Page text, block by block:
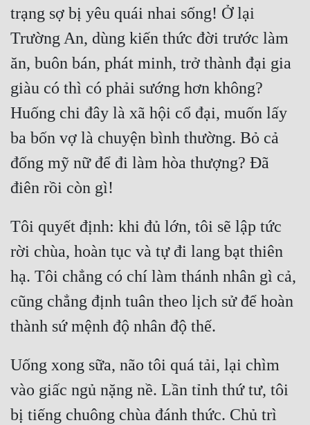
Đô Thị
Đông Phương
Đông Phương Huyền Huyễn
Đồng Nhân
Cẩu Đạo Trường Sinh
Ngự Thú
Truyện Nữ
Vô Địch Lưu
Xây Dựng Thế Lực
Đam Mỹ
Đẹp Hiệp
Tính Cách Nhân Vật :
trạng sợ bị yêu quái nhai sống! Ở lại
Trường An, dùng kiến thức đời trước làm
ăn, buôn bán, phát minh, trở thành đại gia
giàu có thì có phải sướng hơn không?
Huống chi đây là xã hội cổ đại, muốn lấy
ba bốn vợ là chuyện bình thường. Bỏ cả
đống mỹ nữ để đi làm hòa thượng? Đã
Tôi quyết định: khi đủ lớn, tôi sẽ lập tức
rời chùa, hoàn tục và tự đi lang bạt thiên
hạ. Tôi chẳng có chí làm thánh nhân gì cả,
cũng chẳng định tuân theo lịch sử để hoàn
Uống xong sữa, não tôi quá tải, lại chìm
vào giấc ngủ nặng nề. Lần tỉnh thứ tư, tôi
bị tiếng chuông chùa đánh thức. Chủ trì